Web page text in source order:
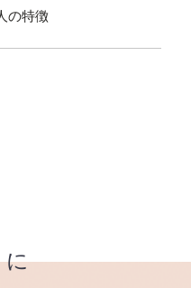
の特徴
く？
に